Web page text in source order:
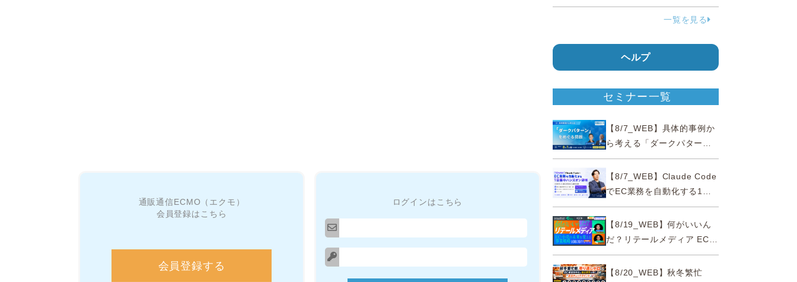
通販通信ECMO（エクモ）
会員登録はこちら
会員登録する
ログインはこちら
38.0％占める…国民生活セ
一覧を見る
ヘルプ
セミナー一覧
【8/7_WEB】具体的事例か
ら考える「ダークパター
ン」をめぐる問題【薬事法
広告研究所×通販通信
ECMO】
【8/7_WEB】Claude Code
でEC業務を自動化する1日
集中ハンズオン研修【10名
限定・東京三田】
【8/19_WEB】何がいいん
だ？リテールメディア EC・
小売の未来を変える事業戦
略【8/20_WEB】秋冬繁忙